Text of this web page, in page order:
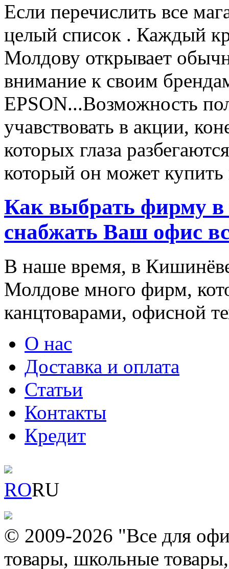
Если перечислить все
целый список . Каждый
Молдову открывает
внимание к своим
EPSON...Возможность
учавствовать в акции,
которых глаза
который он может купить
Как выбрать фирму в
снабжать Ваш офис
В наше время, в
Молдове много фирм,
канцтоварами, офисной
О нас
Доставка и оплата
Статьи
Контакты
Кредит
RORU
© 2009-2026 "Все для
товары, школьные